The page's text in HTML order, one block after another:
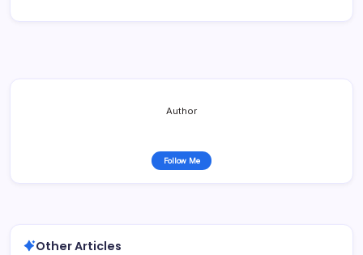
Author
Follow Me
Other Articles